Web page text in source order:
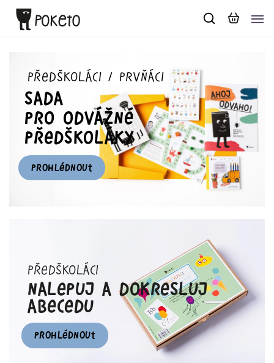
předškoláci / prvňáci
sada
pro odvážné
předškoláky
PROHLÉDNOUT
předškoláci
nalepuj a dokresluj
abecedu
PROHLÉDNOUT